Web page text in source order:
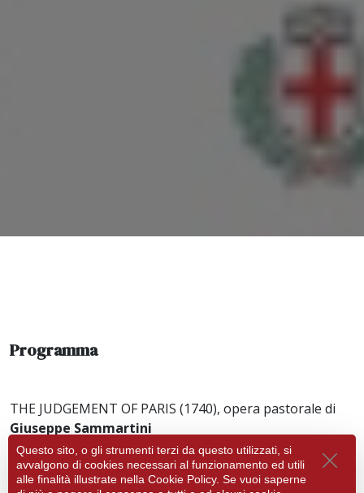
Programma
THE JUDGEMENT OF PARIS (1740), opera pastorale di
Giuseppe Sammartini
La Primavera de La Risonanza & Fabio Bonizzoni,
direttore
Questo sito, o gli strumenti terzi da questo utilizzati, si
avvalgono di cookies necessari al funzionamento ed utili
alle finalità illustrate nella Cookie Policy. Se vuoi saperne